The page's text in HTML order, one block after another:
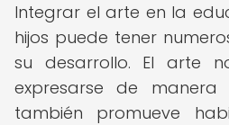
Integrar el arte en la
hijos puede tener
su desarrollo. El arte
expresarse de manera
también promueve